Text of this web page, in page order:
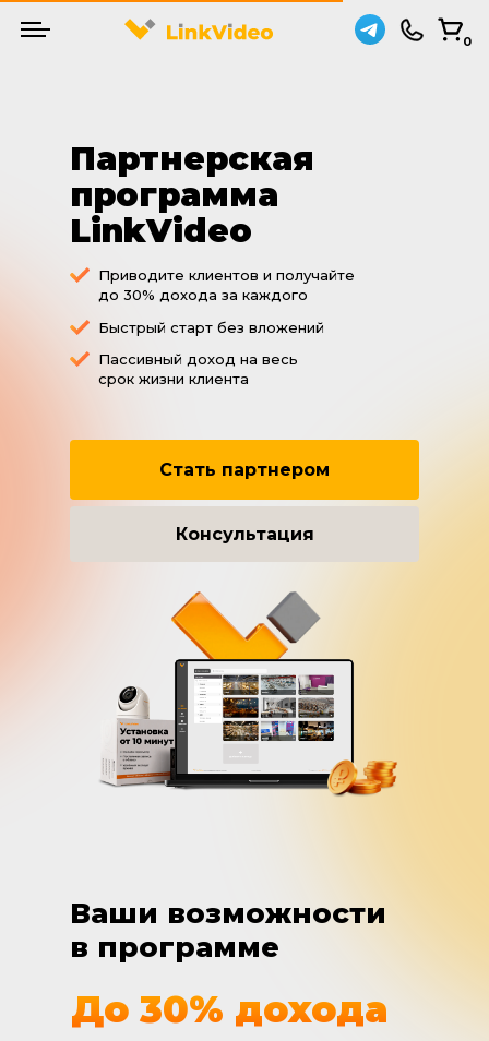
0
Партнерская
программа
LinkVideo
Стать партнером
Приводите клиентов и получайте
до 30% дохода за каждого
Быстрый старт без вложений
Пассивный доход на весь
срок жизни клиента
Консультация
До 30% дохода
Ваши возможности
в программе